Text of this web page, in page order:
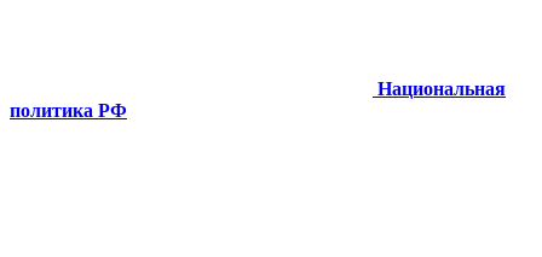
Национальная
политика РФ